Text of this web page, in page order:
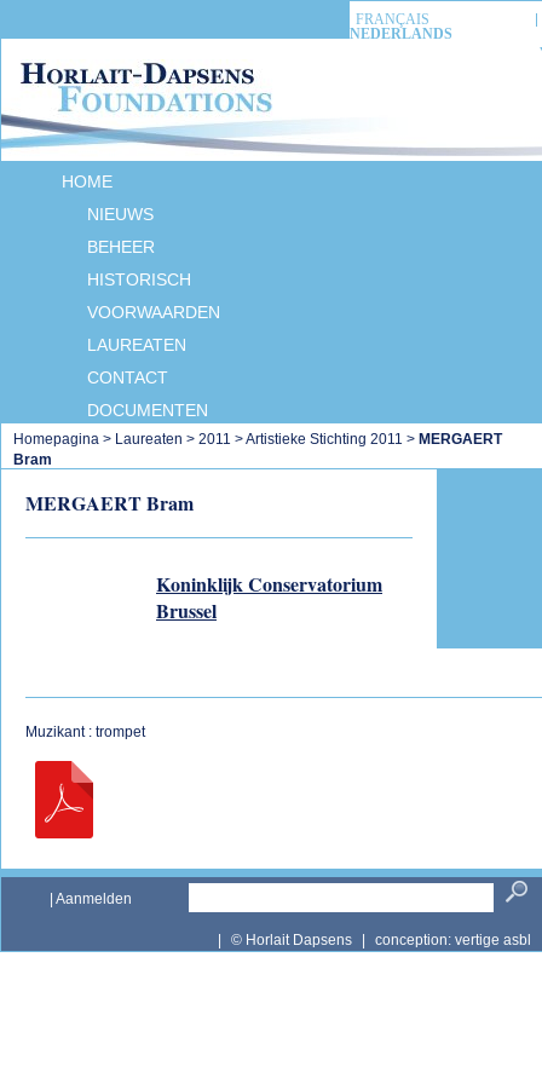
FRANÇAIS
NEDERLANDS
HOME
NIEUWS
BEHEER
HISTORISCH
VOORWAARDEN
LAUREATEN
CONTACT
DOCUMENTEN
Homepagina > Laureaten > 2011 >Artistieke Stichting 2011 > MERGAERT
Bram
MERGAERT Bram
Koninklijk Conservatorium
Brussel
Muzikant : trompet
Aanmelden
© Horlait Dapsens conception: vertige asbl